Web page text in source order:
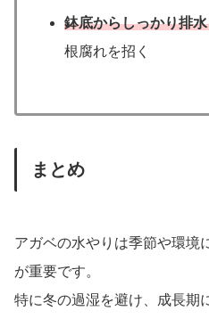
鉢底からしっかり排
根腐れを招く
まとめ
アガベの水やりは季節や環境
が重要です。
特に冬の過湿を避け、成長期